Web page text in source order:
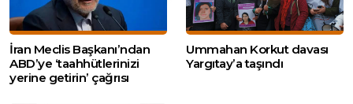
İran Meclis Başkanı’ndan
ABD’ye ‘taahhütlerinizi
yerine getirin’ çağrısı
Ummahan Korkut davası
Yargıtay’a taşındı